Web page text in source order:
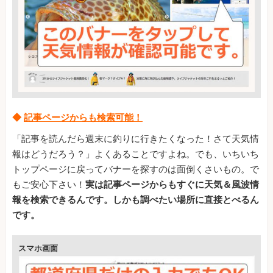
◆ 記事ページからも検索可能！
「記事を読んだら週末に釣りに行きたくなった！さて天気情
報はどうだろう？」よくあることですよね。でも、いちいち
トップページに戻ってバナーを探すのは面倒くさいもの。で
もご安心下さい！ 実は記事ページからもすぐに天気＆風波情
報を検索できるんです。しかも調べたい場所に直接とべるん
です。
スマホ画面